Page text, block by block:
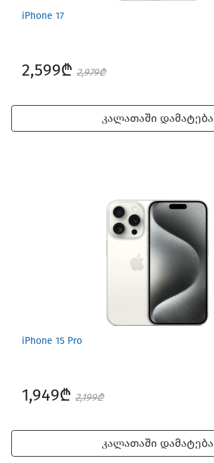
iPhone 17
2,599₾ 2,979₾
კალათაში დამატება
iPhone 15 Pro
1,949₾ 2,199₾
კალათაში დამატება